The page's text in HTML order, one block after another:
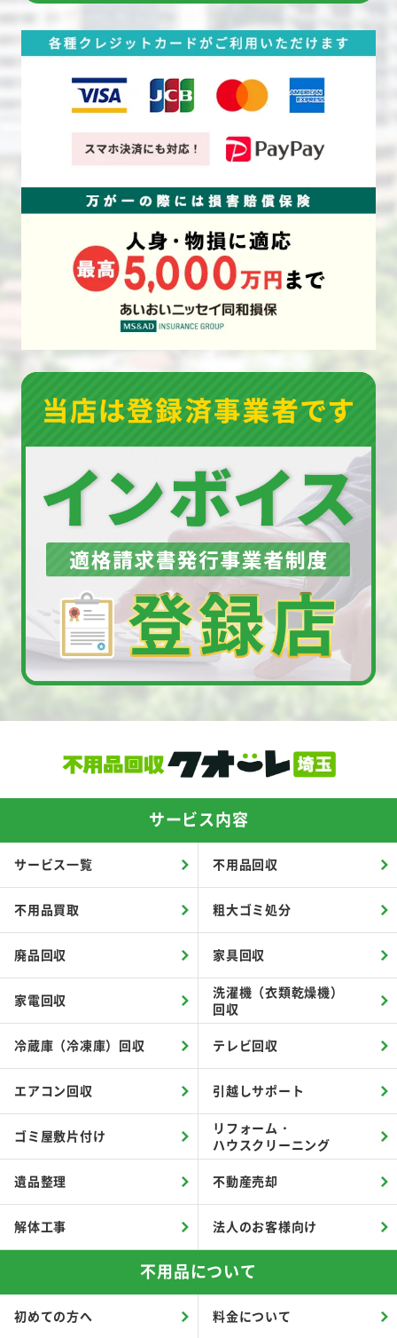
サービス内容
サービス一覧 不用品回収
不用品買取 粗大ゴミ処分
廃品回収 家具回収
家電回収
洗濯機（衣類乾燥機）
回収
冷蔵庫（冷凍庫）回収 テレビ回収
エアコン回収 引越しサポート
ゴミ屋敷片付け
リフォーム・
ハウスクリーニング
遺品整理 不動産売却
解体工事 法人のお客様向け
不用品について
初めての方へ 料金について